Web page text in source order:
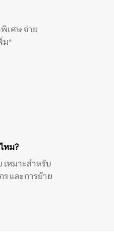
เศษ จ่าย
ม*
หม?
หมาะสำหรับ
และการย้าย